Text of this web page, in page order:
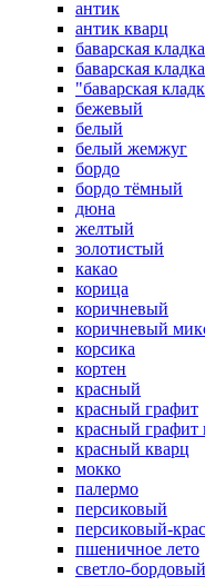
антик
антик кварц
баварская кладка
баварская
"баварская
бежевый
белый
белый жемжуг
бордо
бордо тёмный
дюна
желтый
золотистый
какао
корица
коричневый
коричневый
корсика
кортен
красный
красный графит
красный графит
красный кварц
мокко
палермо
персиковый
персиковый-
пшеничное лето
светло-бордовый